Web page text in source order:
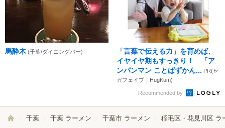
馬酔木 (千葉/ダイニングバー)
「言葉で伝える力」を育めば、
イヤイヤ期もすっきり！ 「ア
ンパンマン ことばずかん... PR(セ
ガフェイブ｜HugKum)
Recommended by
千葉 千葉 ラーメン 千葉市 ラーメン 稲毛区・花見川区 ラ